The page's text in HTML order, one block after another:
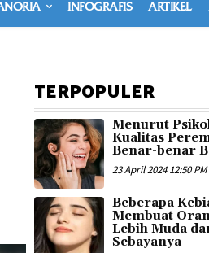
INFOGRAFIS ARTIKEL
TERPOPULER
Menurut
Kualitas
Benar-benar
23 April 2024 12:50 PM
Beberapa
Membuat
Lebih Muda
Sebayanya